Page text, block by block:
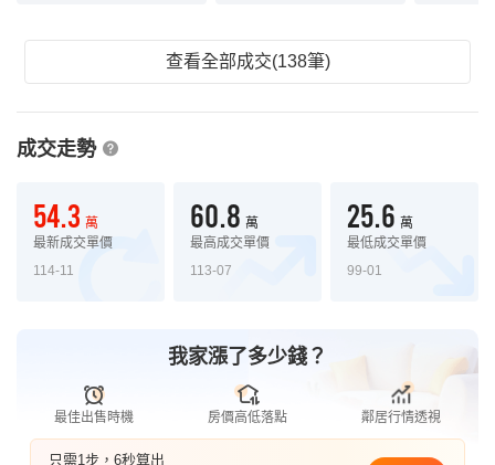
查看全部成交(138筆)
成交走勢
54.3 萬
最新成交單價
114-11
60.8 萬
最高成交單價
113-07
25.6 萬
最低成交單價
99-01
我家漲了多少錢？
最佳出售時機 房價高低落點 鄰居行情透視
只需1步，6秒算出